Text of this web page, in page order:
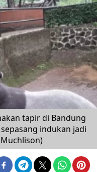
tapir di Bandung
indukan jadi